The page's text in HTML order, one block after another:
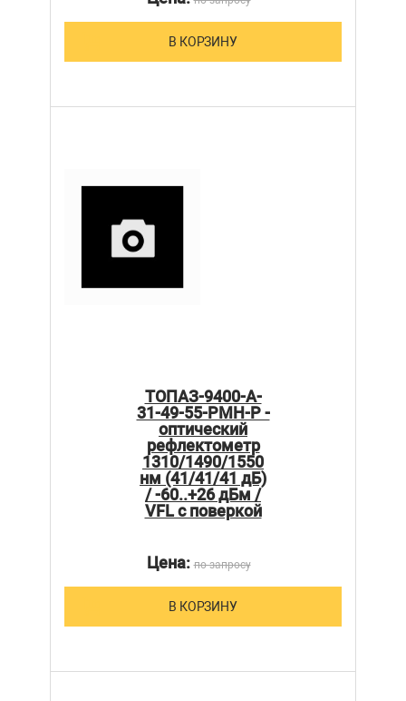
В КОРЗИНУ
ТОПАЗ-9400-A-
31-49-55-PMH-Р -
оптический
рефлектометр
1310/1490/1550
нм (41/41/41 дБ)
/ -60..+26 дБм /
VFL с поверкой
Цена:по запросу
В КОРЗИНУ